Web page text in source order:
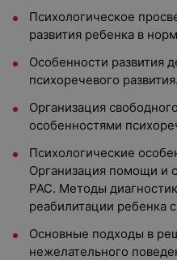
Психологическое
развития ребенка в
Особенности развития
психоречевого развития.
Организация
особенностями
Психологические
Организация помощи и
РАС. Методы
реабилитации ребенка
Основные подходы в
нежелательного